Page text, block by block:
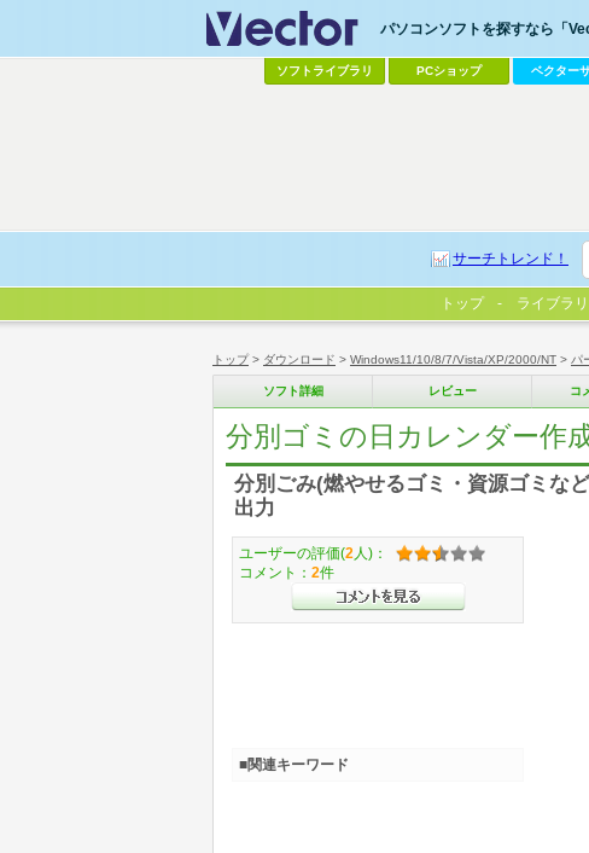
トップ> ダウンロード > Windows11/10/8/7/Vista/XP/2000/NT > パ
ソフト詳細 レビュー コ
分別ゴミの日カレンダー作
分別ごみ(燃やせるゴミ・資源ゴミな
出力
ユーザーの評価(2 人)：
コメント： 2件
■関連キーワード
パソコンソフトを探すなら「
ソフトライブラリ PCショップ ベクター
サーチトレンド！
トップ ライブラリ